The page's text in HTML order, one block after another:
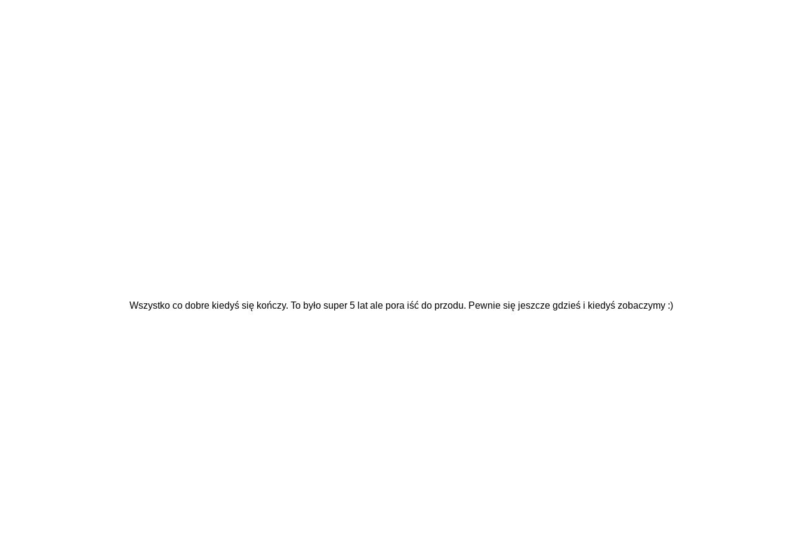
Wszystko co dobre kiedyś się kończy. To było super 5 lat ale pora iść do przodu. Pewnie się jeszcze gdzieś i kiedyś zobaczymy :)